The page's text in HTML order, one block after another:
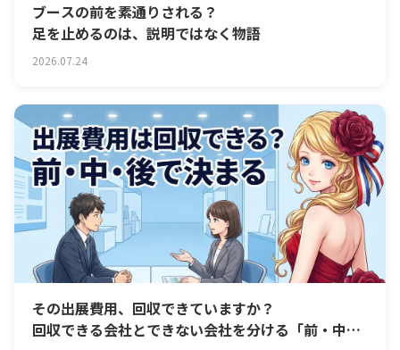
ブースの前を素通りされる？
足を止めるのは、説明ではなく物語
2026.07.24
その出展費用、回収できていますか？
回収できる会社とできない会社を分ける「前・中・